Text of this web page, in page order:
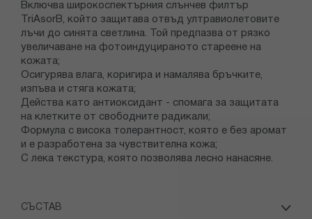
Включва широкоспектърния слънчев филтър
TriAsorB, който защитава отвъд ултравиолетовите
лъчи до синята светлина. Той предпазва от рязко
увеличаване на фотоиндуцираното стареене на
кожата;
Осигурява влага, коригира и намалява бръчките,
изпъва и стяга кожата;
Действа като антиоксидант - спомага за защитата
на клетките от свободните радикали;
Формула с висока толерантност, която е без аромат
и е разработена за чувствителна кожа;
С лека текстура, която позволява лесно нанасяне.
СЪСТАВ